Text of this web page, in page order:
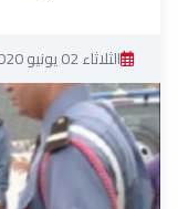
الثلاثاء 02 يونيو 2020